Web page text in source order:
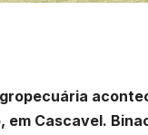
em Cascavel.